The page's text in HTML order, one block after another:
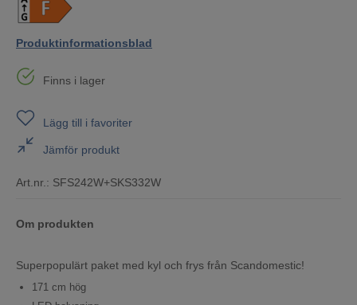
Produktinformationsblad
Finns i lager
Lägg till i favoriter
Jämför produkt
Art.nr.: SFS242W+SKS332W
Om produkten
Superpopulärt paket med kyl och frys från Scandomestic!
171 cm hög